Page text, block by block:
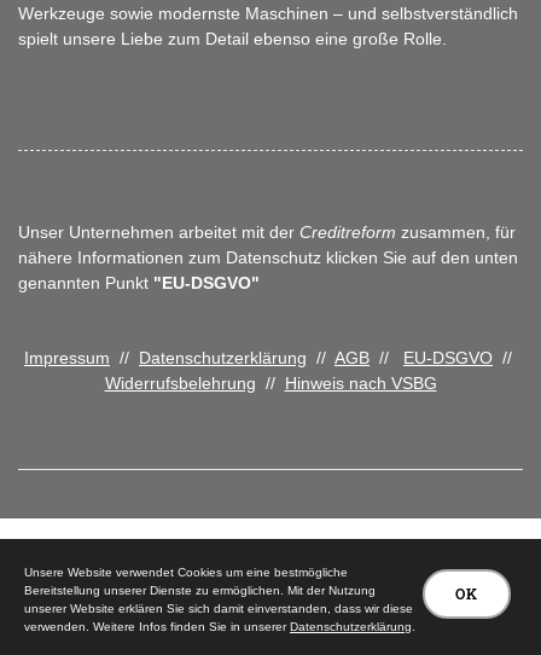
Werkzeuge sowie modernste Maschinen – und selbstverständlich
spielt unsere Liebe zum Detail ebenso eine große Rolle.
Unser Unternehmen arbeitet mit der Creditreform zusammen, für
nähere Informationen zum Datenschutz klicken Sie auf den unten
genannten Punkt "EU-DSGVO"
Impressum // Datenschutzerklärung // AGB // EU-DSGVO //
Widerrufsbelehrung // Hinweis nach VSBG
© 2026 Tischlerei Peter Carstensen
OK
Unsere Website verwendet Cookies um eine bestmögliche
Bereitstellung unserer Dienste zu ermöglichen. Mit der Nutzung
unserer Website erklären Sie sich damit einverstanden, dass wir diese
verwenden. Weitere Infos finden Sie in unsererDatenschutzerklärung